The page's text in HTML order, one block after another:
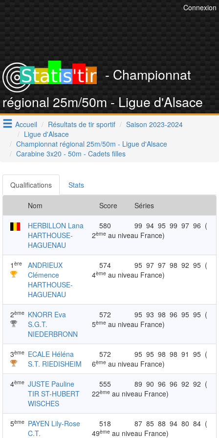
Connexion
- Championnat
régional 25m/50m - Ligue d'Alsace
Accueil Résultats de tir sportif
Saison 2023-2024
Ligue d'Alsace
Championnat régional 25m/50m - Ligue d'Alsace
Carabine 3x20 - 50m - Cadets filles
Qualifications Stats
Nom Score Séries
HERBILLON Lana
HARTHOUSE-
HAGUENAU
580 99 94 95 99 97 96 (
2èmeau niveau France)
1 ère
ANDRIEUX
Clémence
HARTHOUSE-
HAGUENAU
574 95 97 97 98 92 95 (
4èmeau niveau France)
2ème KNORR Eva
S.G.T.
NIEDERBRONN
572 95 93 98 96 95 95 (
5èmeau niveau France)
3ème ECALE Héléna
S.T. RIEDISHEIM
572 95 95 98 98 91 95 (
6èmeau niveau France)
4ème JUSTE Pauline
TIR ST-HUBERT
WISCHES
555 89 90 96 96 92 92 (
22èmeau niveau France)
5ème PAYEN Lily-Rose
C.T.
518 87 85 88 94 80 84 (
49èmeau niveau France)